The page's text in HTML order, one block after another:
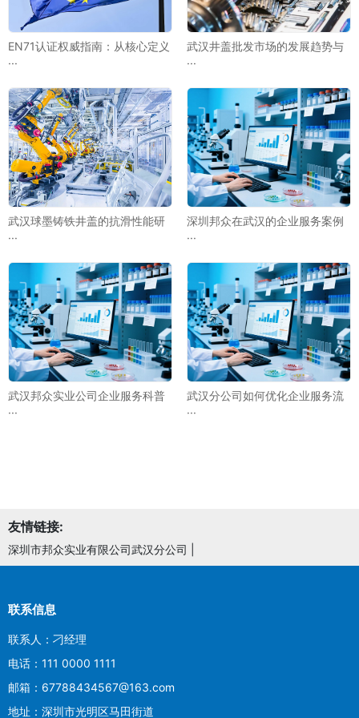
EN71认证权威指南：从核心定义
···
武汉井盖批发市场的发展趋势与
···
武汉球墨铸铁井盖的抗滑性能研
···
深圳邦众在武汉的企业服务案例
···
武汉邦众实业公司企业服务科普
···
武汉分公司如何优化企业服务流
···
友情链接:
深圳市邦众实业有限公司武汉分公司
联系信息
联系人：刁经理
电话：111 0000 1111
邮箱：67788434567@163.com
地址：深圳市光明区马田街道